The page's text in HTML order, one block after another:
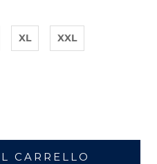
XL XXL
CARRELLO